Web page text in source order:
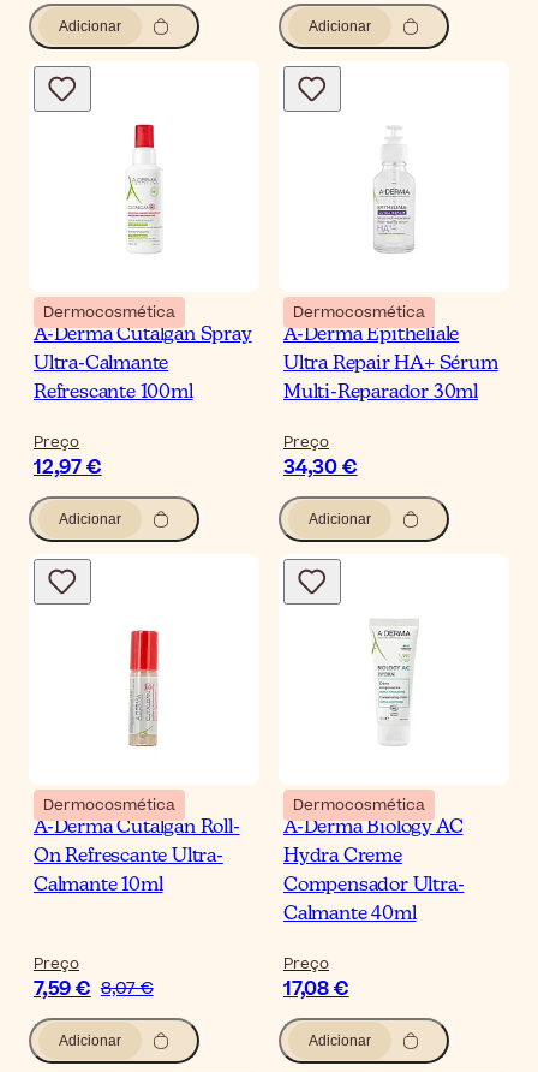
Adicionar Adicionar
Dermocosmética
A-Derma Cutalgan Spray
Ultra-Calmante
Refrescante 100ml
Preço
12,97 €
Adicionar
Dermocosmética
A-Derma Epitheliale
Ultra Repair HA+ Sérum
Multi-Reparador 30ml
Preço
34,30 €
Adicionar
Dermocosmética
A-Derma Cutalgan Roll-
On Refrescante Ultra-
Calmante 10ml
Preço
7,59 € 8,07 €
Adicionar
Dermocosmética
A-Derma Biology AC
Hydra Creme
Compensador Ultra-
Calmante 40ml
Preço
17,08 €
Adicionar